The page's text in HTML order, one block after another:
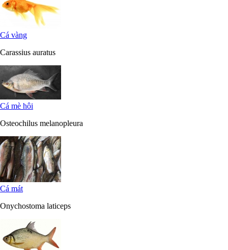
Cá vàng
Carassius auratus
Cá mè hôi
Osteochilus melanopleura
Cá mát
Onychostoma laticeps